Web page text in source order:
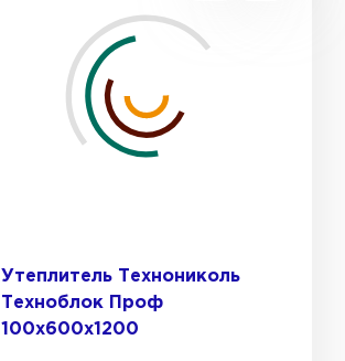
Утеплитель Технониколь
Техноблок Проф
100х600х1200